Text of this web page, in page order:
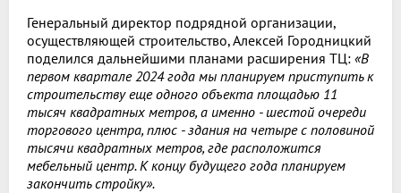
Генеральный директор подрядной организации,
осуществляющей строительство, Алексей Городницкий
поделился дальнейшими планами расширения ТЦ: «В
первом квартале 2024 года мы планируем приступить к
строительству еще одного объекта площадью 11
тысяч квадратных метров, а именно - шестой очереди
торгового центра, плюс - здания на четыре с половиной
тысячи квадратных метров, где расположится
мебельный центр. К концу будущего года планируем
закончить стройку».